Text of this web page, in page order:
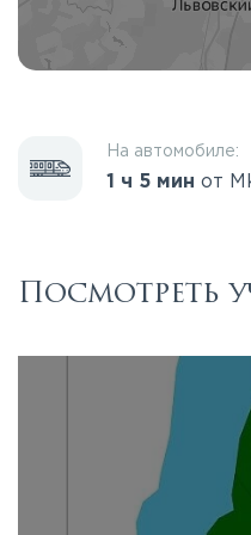
На автомобиле:
1 ч 5 мин от
Посмотреть